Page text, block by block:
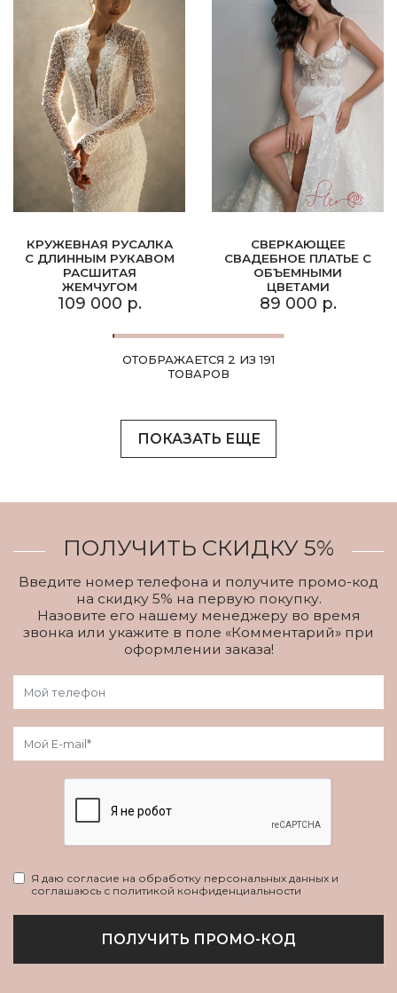
КРУЖЕВНАЯ РУСАЛКА
С ДЛИННЫМ РУКАВОМ
РАСШИТАЯ
ЖЕМЧУГОМ
109 000 р.
СВЕРКАЮЩЕЕ
СВАДЕБНОЕ ПЛАТЬЕ С
ОБЪЕМНЫМИ
ЦВЕТАМИ
89 000 р.
ОТОБРАЖАЕТСЯ 2 ИЗ 191
ТОВАРОВ
ПОКАЗАТЬ ЕЩЕ
ПОЛУЧИТЬ СКИДКУ 5%
Введите номер телефона и получите промо-код
на скидку 5% на первую покупку.
Назовите его нашему менеджеру во время
звонка или укажите в поле «Комментарий» при
оформлении заказа!
Я даю согласие на обработку персональных данных и
соглашаюсь с политикой конфиденциальности
ПОЛУЧИТЬ ПРОМО-КОД